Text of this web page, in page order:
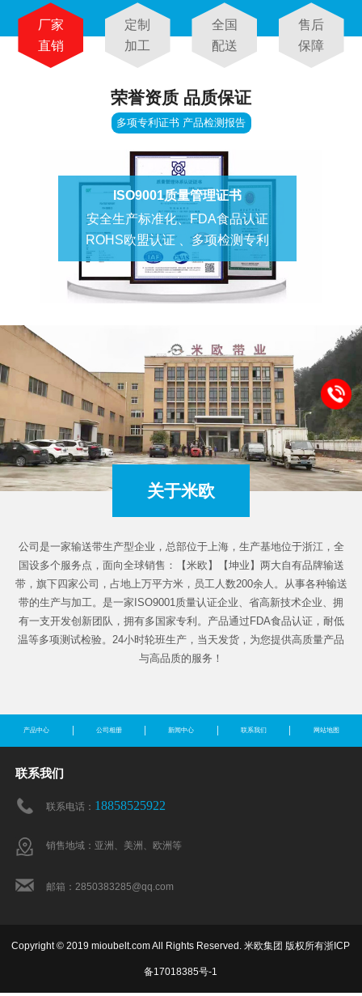
厂家
直销
定制
加工
全国
配送
售后
保障
荣誉资质 品质保证
多项专利证书 产品检测报告
ISO9001质量管理证书
安全生产标准化、FDA食品认证
ROHS欧盟认证 、多项检测专利
关于米欧
公司是一家输送带生产型企业，总部位于上海，生产基地位于浙江，全
国设多个服务点，面向全球销售：【米欧】【坤业】两大自有品牌输送
带，旗下四家公司，占地上万平方米，员工人数200余人。从事各种输送
带的生产与加工。是一家ISO9001质量认证企业、省高新技术企业、拥
有一支开发创新团队，拥有多国家专利。产品通过FDA食品认证，耐低
温等多项测试检验。24小时轮班生产，当天发货，为您提供高质量产品
与高品质的服务！
产品中心 公司相册 新闻中心 联系我们 网站地图
联系我们
联系电话： 18858525922
销售地域：亚洲、美洲、欧洲等
邮箱：2850383285@qq.com
Copyright © 2019 mioubelt.com All Rights Reserved. 米欧集团 版权所有浙ICP
备17018385号-1